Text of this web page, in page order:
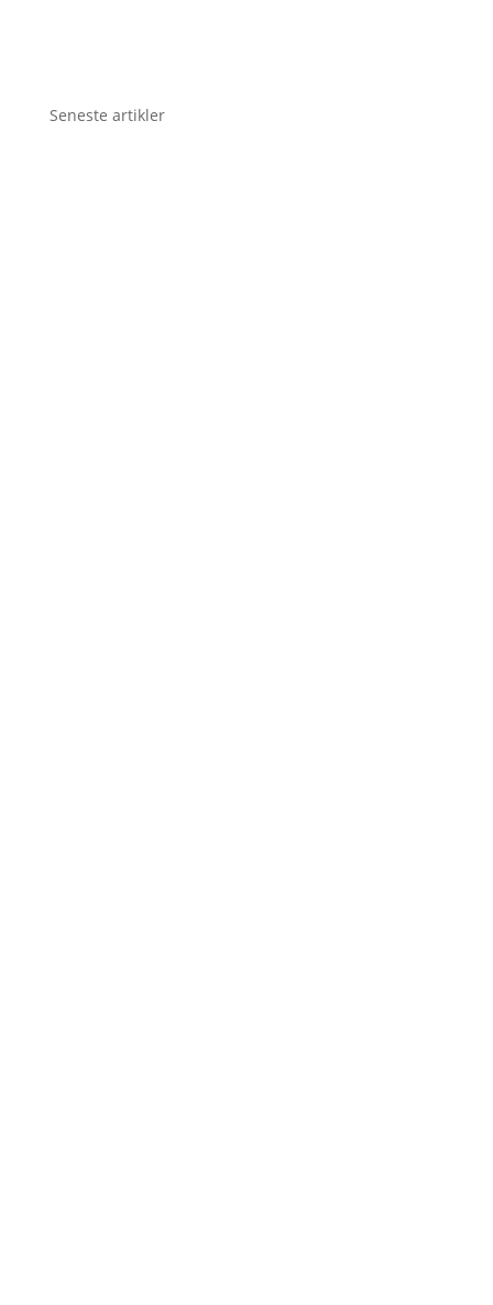
Seneste artikler